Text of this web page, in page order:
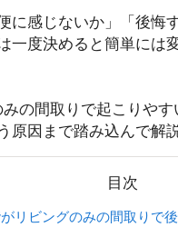
に感じないか」「後悔
一度決めると簡単には
の間取りで起こりや
因まで踏み込んで解
目次
がリビングのみの間取りで